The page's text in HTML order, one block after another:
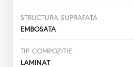
STRUCTURA SUPRAFATA
EMBOSATA
TIP COMPOZITIE
LAMINAT